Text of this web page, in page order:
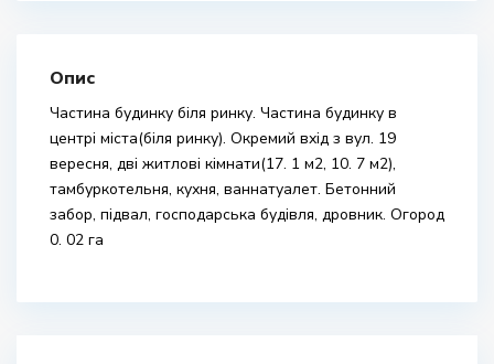
Опис
Частина будинку біля ринку. Частина будинку в
центрі міста(біля ринку). Окремий вхід з вул. 19
вересня, дві житлові кімнати(17. 1 м2, 10. 7 м2),
тамбуркотельня, кухня, ваннатуалет. Бетонний
забор, підвал, господарська будівля, дровник. Огород
0. 02 га